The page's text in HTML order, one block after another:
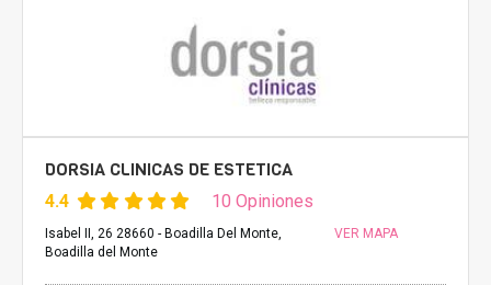
DORSIA CLINICAS DE ESTETICA
4.4 10 Opiniones
Isabel II, 26 28660 - Boadilla Del Monte,
Boadilla del Monte
VER MAPA